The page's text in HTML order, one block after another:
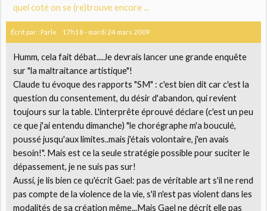
quel coté on se (re)trouve encore ...
Écrit par : Parle 17h18 - mardi 24 mars 2009
Humm, cela fait débat....Je devrais lancer une grande enquête
sur "la maltraitance artistique"!
Claude tu évoque des rapports "SM" : c'est bien dit car c'est la
question du consentement, du désir d'abandon, qui revient
toujours sur la table. L'interprête éprouvé déclare (c'est un peu
ce que j'ai entendu dimanche) "le chorégraphe m'a bouculé,
poussé jusqu'aux limites..mais j'étais volontaire, j'en avais
besoin!". Mais est ce la seule stratégie possible pour suciter le
dépassement, je ne suis pas sur!
Aussi, je lis bien ce qu'écrit Gael: pas de véritable art s'il ne rend
pas compte de la violence de la vie, s'il n'est pas violent dans les
modalités de sa création même...Mais Gael ne décrit elle pas